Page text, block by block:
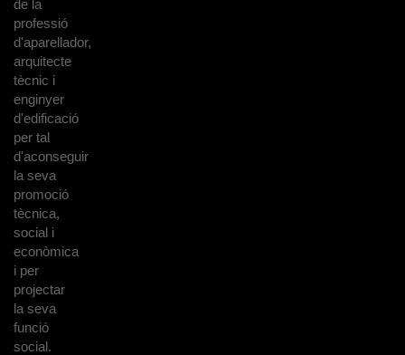
de la
professió
d'aparellador,
arquitecte
tècnic i
enginyer
d'edificació
per tal
d'aconseguir
la seva
promoció
tècnica,
social i
econòmica
i per
projectar
la seva
funció
social.